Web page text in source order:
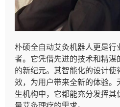
朴硕全自动艾灸机器人更是行
者。它凭借先进的技术和精湛
的新纪元。其智能化的设计
效，为用户带来全新的体验。
生机构中，它都能充分发挥